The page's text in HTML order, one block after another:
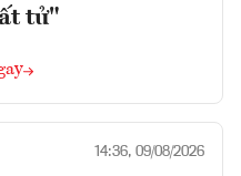
tử"
14:36, 09/08/2026